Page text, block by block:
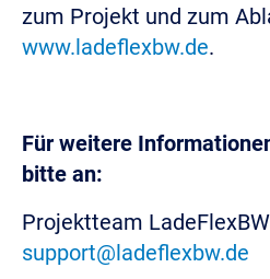
zum Projekt und zum
www.ladeflexbw.de.
Für weitere
bitte an:
Projektteam
support@ladeflexbw.de